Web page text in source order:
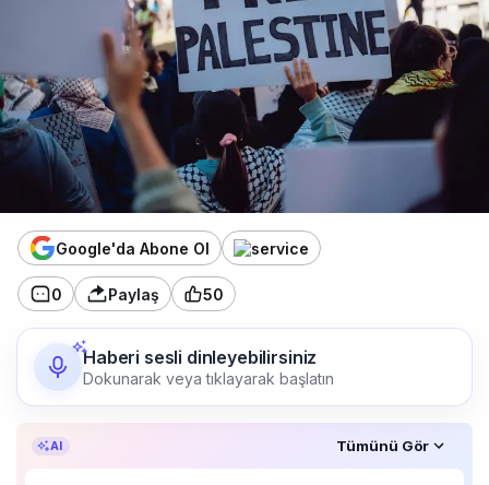
Google'da Abone Ol
0 Paylaş 50
Haberi sesli dinleyebilirsiniz
Dokunarak veya tıklayarak başlatın
AI Tümünü Gör